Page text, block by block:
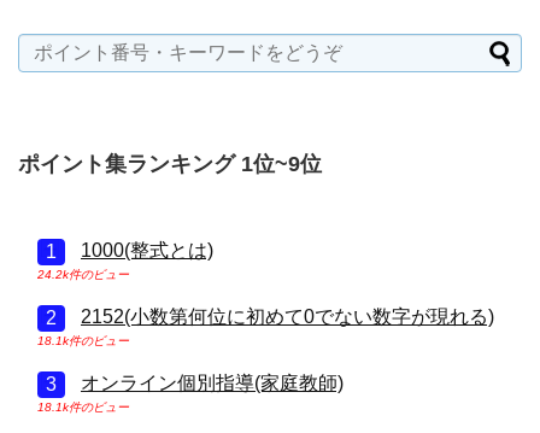
ポイント集ランキング 1位~9位
1000(整式とは)
24.2k件のビュー
2152(小数第何位に初めて0でない数字が現れる)
18.1k件のビュー
オンライン個別指導(家庭教師)
18.1k件のビュー